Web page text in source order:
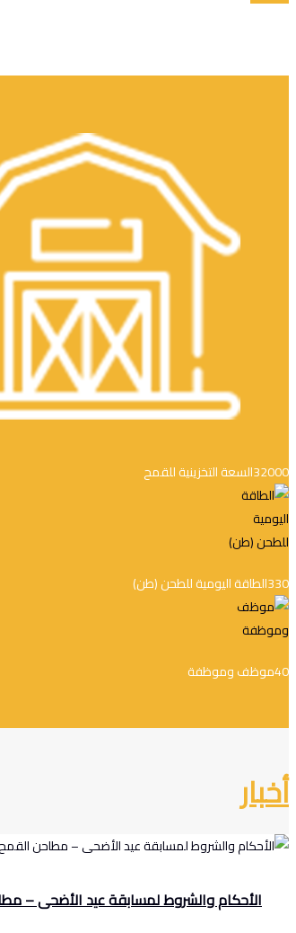
32000السعة التخزينية للقمح
330الطاقة اليومية للطحن (طن)
40موظف وموظفة
أخبار
الأحكام والشروط لمسابقة عيد الأضحى –